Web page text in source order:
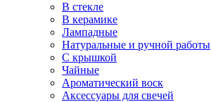
В стекле
В керамике
Лампадные
Натуральные и ручной работы
С крышкой
Чайные
Ароматический воск
Аксессуары для свечей